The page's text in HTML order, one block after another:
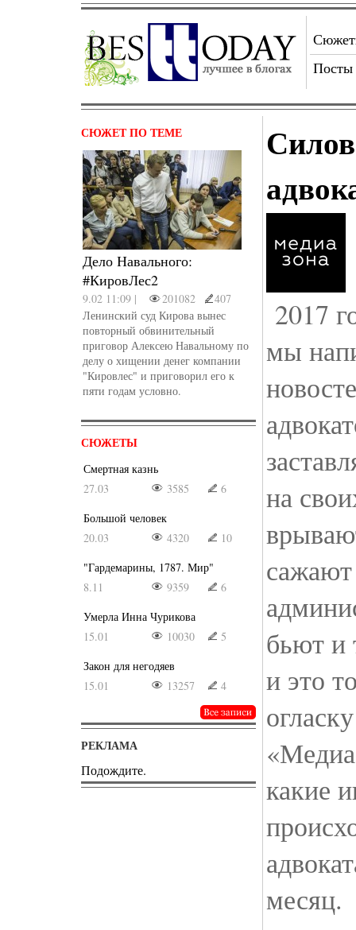
Посты
СЮЖЕТ ПО ТЕМЕ
Дело Навального:
#КировЛес2
9.02 11:09 | 201082
407
Ленинский суд Кирова вынес
повторный обвинительный
приговор Алексею Навальному по
делу о хищении денег компании
"Кировлес" и приговорил его к
пяти годам условно.
СЮЖЕТЫ
Смертная казнь
27.03
3585
6
Большой человек
20.03
4320
10
"Гардемарины, 1787. Мир"
8.11
9359
6
Умерла Инна Чурикова
15.01
10030
5
Закон для негодяев
15.01
13257 4
РЕКЛАМА
Подождите.
2017
мы
на
бьют и
и это
какие
месяц.